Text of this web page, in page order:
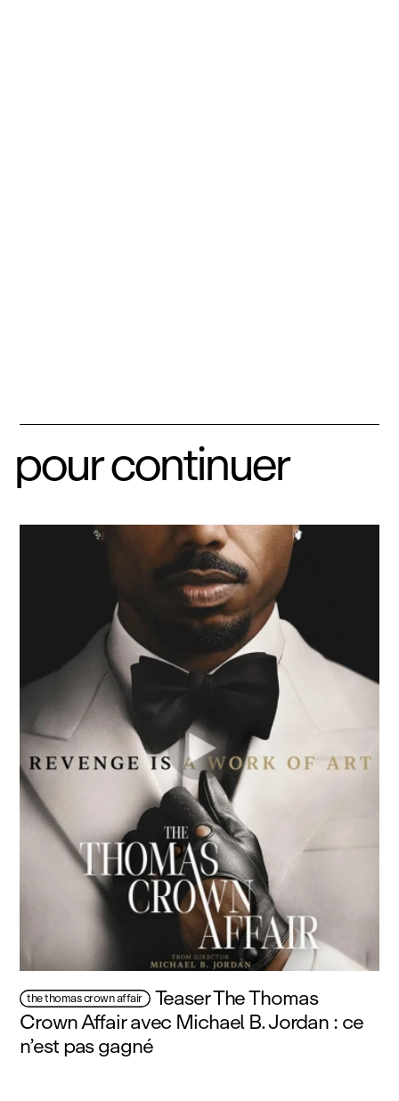
pour continuer
the thomas crown affair Teaser The Thomas
Crown Affair avec Michael B. Jordan : ce
n’est pas gagné